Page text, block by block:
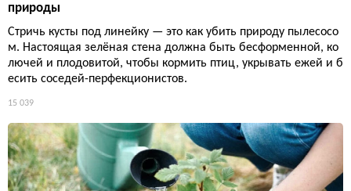
природы
Стричь кусты под линейку — это как убить природу пылесосо
м. Настоящая зелёная стена должна быть бесформенной, ко
лючей и плодовитой, чтобы кормить птиц, укрывать ежей и б
есить соседей-перфекционистов.
15 039